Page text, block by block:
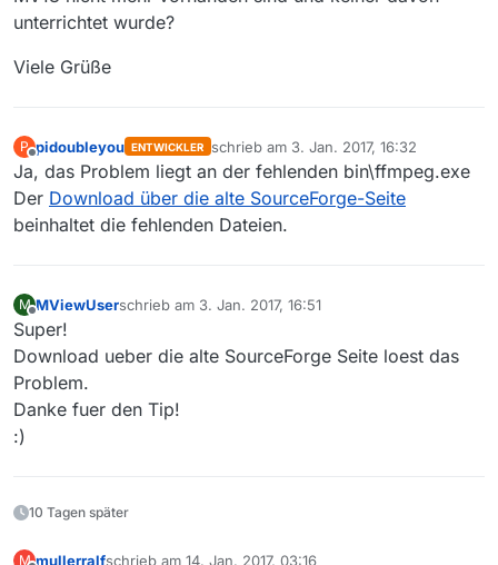
unterrichtet wurde?
Viele Grüße
P
Offline
pidoubleyou ENTWICKLER schrieb am 3. Jan. 2017, 16:32
zuletzt editiert von
Ja, das Problem liegt an der fehlenden bin\ffmpeg.exe
Der Download über die alte SourceForge-Seite
beinhaltet die fehlenden Dateien.
M
Offline
MViewUserschrieb am 3. Jan. 2017, 16:51
zuletzt editiert von
Super!
Download ueber die alte SourceForge Seite loest das
Problem.
Danke fuer den Tip!
:)
10 Tagen später
M mullerralfschrieb am 14. Jan. 2017, 03:16